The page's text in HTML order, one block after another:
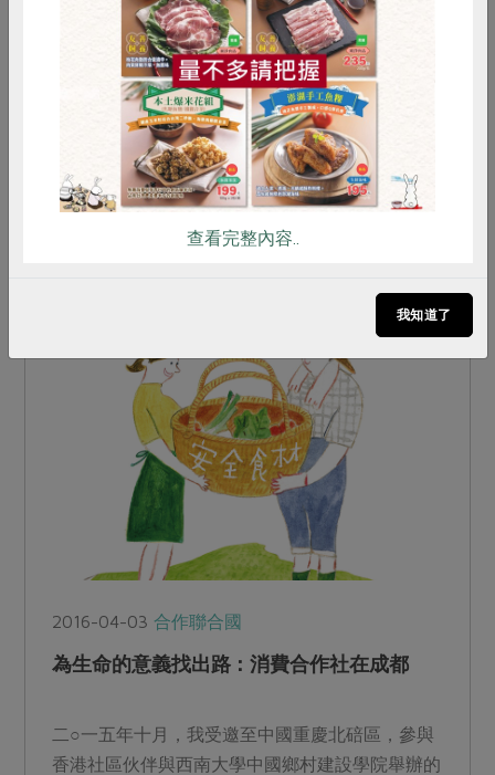
2016-04-03廢核運動
廢核挑戰正要開始！─記2016 廢核遊行
日本福島核災已屆滿五週年，距離這個世代逐漸遙
遠的車諾比核災也已三十年，但核災留下的漫長污
染，仍然是不間斷的環境危機，在可想見的未來，
2016-04-03合作聯合國
為生命的意義找出路：消費合作社在成都
二○一五年十月，我受邀至中國重慶北碚區，參與
香港社區伙伴與西南大學中國鄉村建設學院舉辦的
RPET 食譜 減硝酸鹽
雞蛋 食安 共同購買
查看完整內容..
我知道了